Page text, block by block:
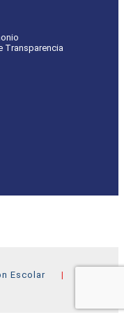
Transparencia
Escolar